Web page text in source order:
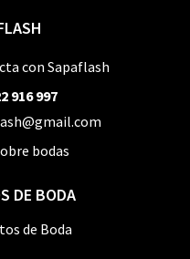
con Sapaflash
916 997
bodas
DE BODA
de Boda